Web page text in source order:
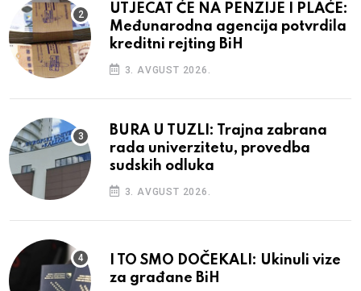
UTJECAT ĆE NA PENZIJE I PLAĆE:
Međunarodna agencija potvrdila
kreditni rejting BiH
3. AVGUST 2026.
BURA U TUZLI: Trajna zabrana
rada univerzitetu, provedba
sudskih odluka
3. AVGUST 2026.
I TO SMO DOČEKALI: Ukinuli vize
za građane BiH